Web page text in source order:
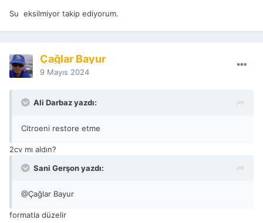
Su eksilmiyor takip ediyorum.
Çağlar Bayur
9 Mayıs 2024
Ali Darbaz yazdı:
Citroeni restore etme
2cv mı aldın?
Sani Gerşon yazdı:
@Çağlar Bayur
formatla düzelir